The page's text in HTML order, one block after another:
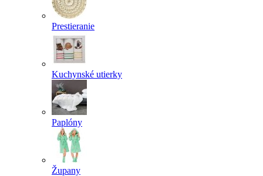
Prestieranie
Kuchynské utierky
Paplóny
Župany